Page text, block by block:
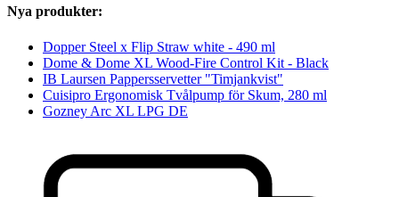
Nya produkter:
Dopper Steel x Flip Straw white - 490 ml
Dome & Dome XL Wood-Fire Control Kit - Black
IB Laursen Pappersservetter "Timjankvist"
Cuisipro Ergonomisk Tvålpump för Skum, 280 ml
Gozney Arc XL LPG DE